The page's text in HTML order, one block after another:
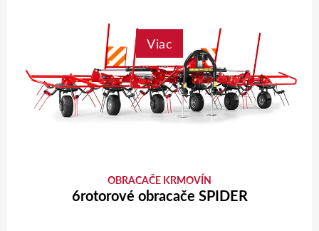
Viac
OBRACAČE KRMOVÍN
6rotorové obracače SPIDER